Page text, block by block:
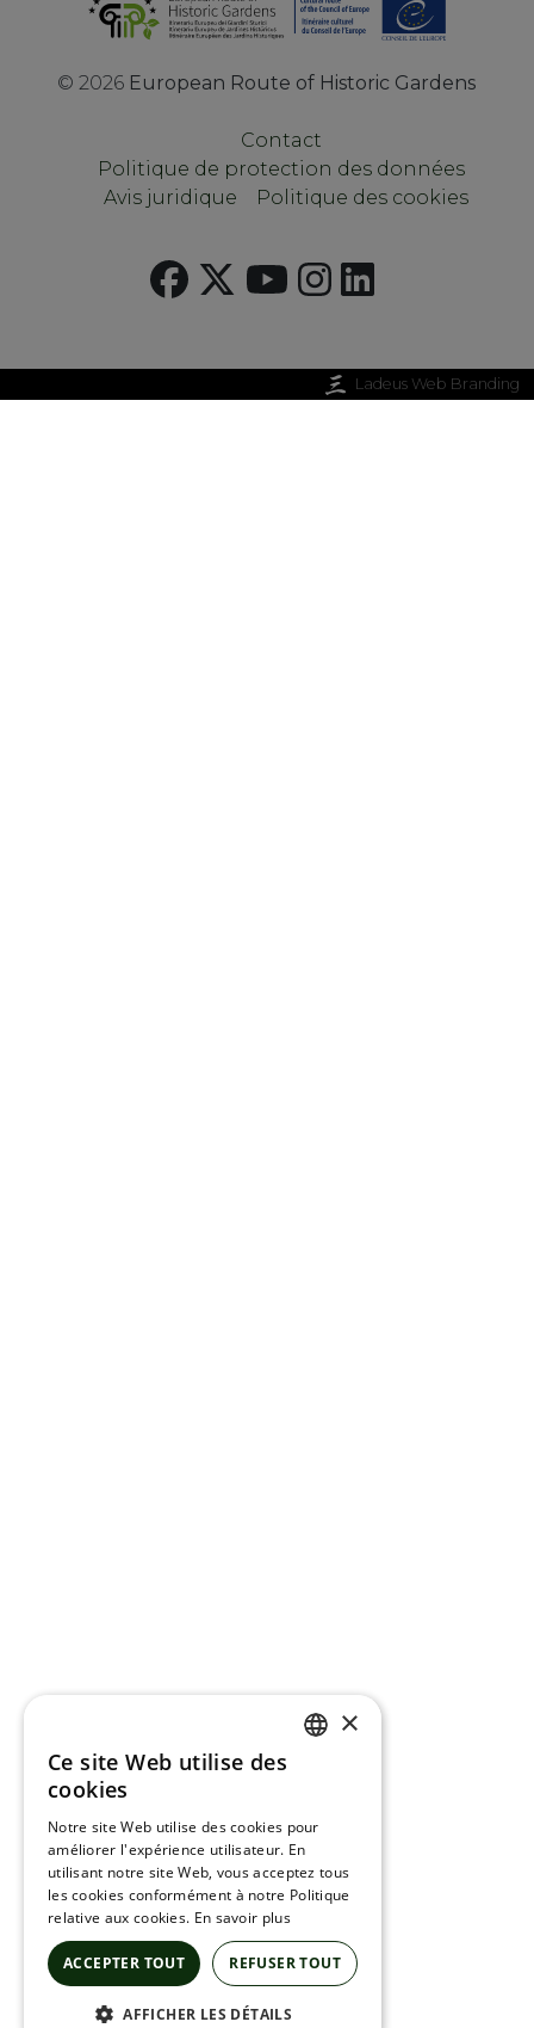
©2026 European Route of Historic Gardens
Contact
Politique de protection des données
Avis juridique
Politique des cookies
Ladeus Web Branding
×
Ce site Web utilise des
cookies
Notre site Web utilise des cookies pour
améliorer l'expérience utilisateur. En
utilisant notre site Web, vous acceptez tous
les cookies conformément à notre Politique
relative aux cookies. En savoir plus
ACCEPTER TOUT REFUSER TOUT
AFFICHER LES DÉTAILS